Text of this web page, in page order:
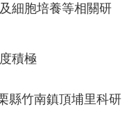
細胞培養等相關研
積極
縣竹南鎮頂埔里科研